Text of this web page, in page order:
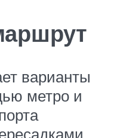
варианты
метро и